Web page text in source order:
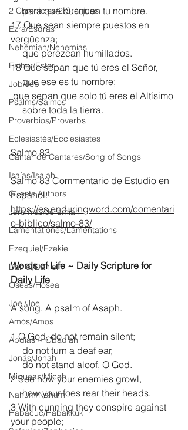
2 Chronicles/2 Crónicas
Ezra/Esdras
Nehemiah/Nehemías
Esther/Ester
Job/Job
Psalms/Salmos
Proverbios/Proverbs
Eclesiastés/Ecclesiastes
Cantar de Cantares/Song of Songs
Isaías/Isaiah
Guests Authors
Jeremias/Jeremiah
Lamentationes/Lamentations
Ezequiel/Ezekiel
Daniel/Daniel
Oseas/Hosea
Joel/Joel
Amós/Amos
Abdías ~ Obadiah
Jonás/Jonah
Miqueas/Micah
Nahúm/Nahum
Habacuc/Habakkuk
     para que busquen tu nombre.
17 Que sean siempre puestos en
vergüenza;
     que perezcan humillados.
18 Que sepan que tú eres el Señor,
     que ese es tu nombre;
que sepan que solo tú eres el Altísimo
     sobre toda la tierra.
Salmo 83
Salmo 83 Commentario de Estudio en
Espanol:
https://es.enduringword.com/comentari
o-biblico/salmo-83/
Words of Life ~ Daily Scripture for
Daily Life
A song. A psalm of Asaph.
1 O God, do not remain silent;
     do not turn a deaf ear,
     do not stand aloof, O God.
2 See how your enemies growl,
     how your foes rear their heads.
3 With cunning they conspire against
your people;